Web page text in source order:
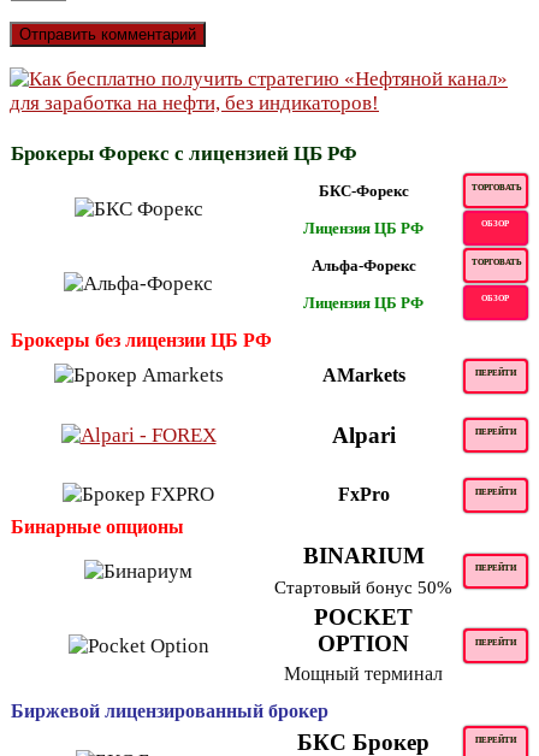
Брокеры Форекс с лицензией ЦБ РФ
БКС-Форекс ТОРГОВАТЬ
Лицензия ЦБ РФ ОБЗОР
Альфа-Форекс ТОРГОВАТЬ
Лицензия ЦБ РФ ОБЗОР
Брокеры без лицензии ЦБ РФ
AMarkets
ПЕРЕЙТИ
Alpari ПЕРЕЙТИ
FxPro ПЕРЕЙТИ
Бинарные опционы
BINARIUM ПЕРЕЙТИ
Стартовый бонус 50%
POCKET
OPTION
ПЕРЕЙТИ
Мощный терминал
Биржевой лицензированный брокер
БКС Брокер ПЕРЕЙТИ